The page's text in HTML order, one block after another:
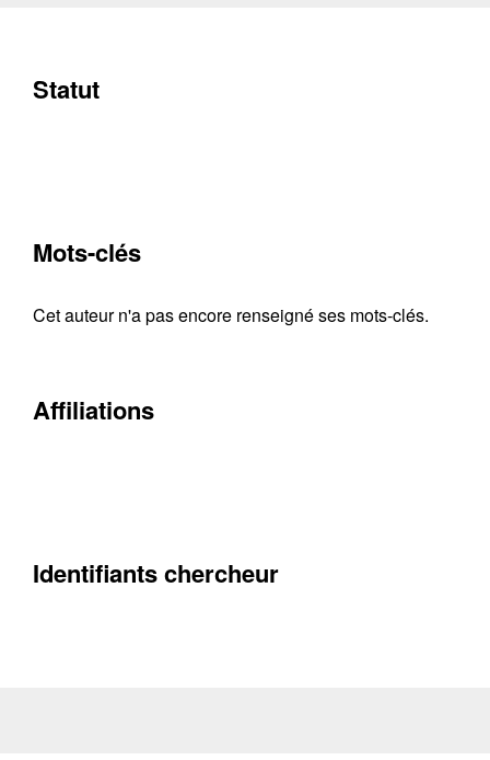
Statut
Mots-clés
Cet auteur n'a pas encore renseigné ses mots-clés.
Affiliations
Identifiants chercheur